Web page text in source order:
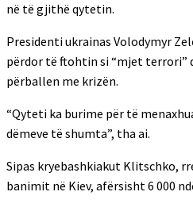
në të gjithë qytetin.
Presidenti ukrainas Volodymyr
përdor të ftohtin si “mjet terrori”
përballen me krizën.
“Qyteti ka burime për të
dëmeve të shumta”, tha ai.
Sipas kryebashkiakut Klitschko,
banimit në Kiev, afërsisht 6 000